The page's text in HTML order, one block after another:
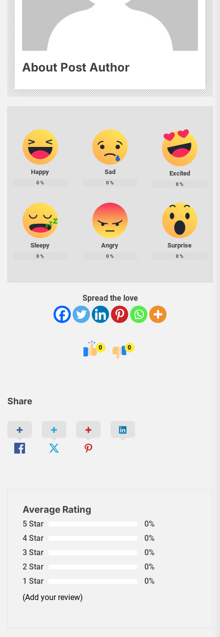
Share
About Post Author
Happy
0%
Sad
0%
Excited
0%
Sleepy
0%
Angry
0%
Surprise
0%
Spread the love
0 0
Average Rating
5 Star
0%
4 Star
0%
3 Star
0%
2 Star
0%
1 Star
0%
(Add your review)